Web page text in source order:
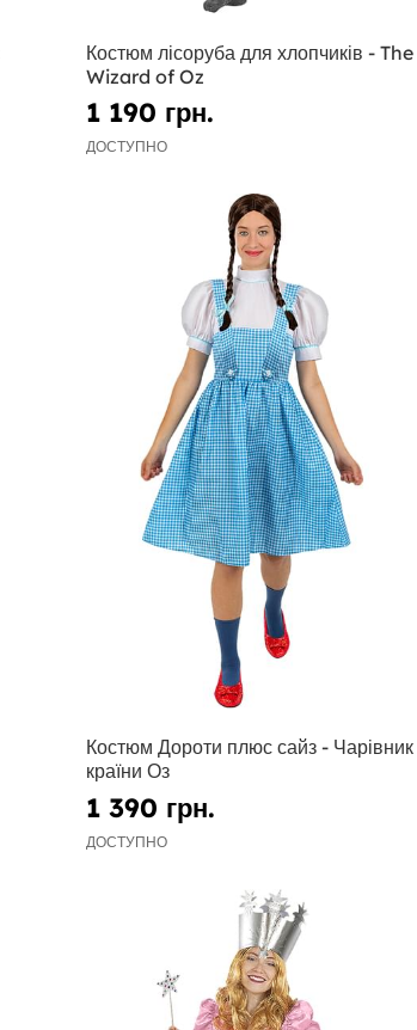
Костюм лісоруба для хлопчиків - The
Wizard of Oz
1 190 грн.
ДОСТУПНО
Костюм Дороти плюс сайз - Чарівник
країни Оз
1 390 грн.
ДОСТУПНО